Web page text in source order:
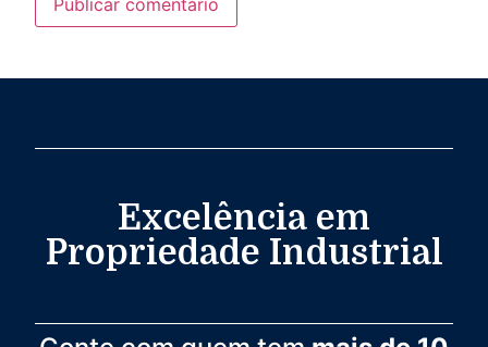
Excelência em
Propriedade Industrial